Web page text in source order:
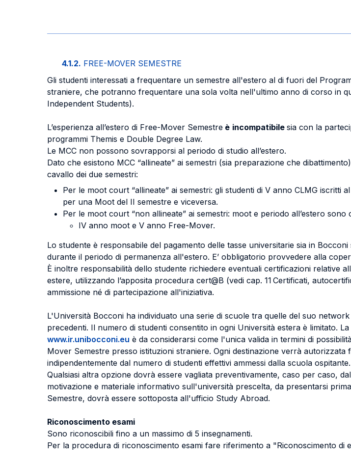
4.1.2. FREE-MOVER SEMESTRE
Gli studenti interessati a frequentare un semestre all'estero al di fuori del
straniere, che potranno frequentare una sola volta nell'ultimo anno di corso in
Independent Students).
L’esperienza all’estero di Free-Mover Semestre è incompatibile sia con la
programmi Themis e Double Degree Law.
Le MCC non possono sovrapporsi al periodo di studio all’estero.
Dato che esistono MCC “allineate” ai semestri (sia preparazione che
cavallo dei due semestri:
Per le moot court “allineate” ai semestri: gli studenti di V anno CLMG
per una Moot del II semestre e viceversa.
Per le moot court “non allineate” ai semestri: moot e periodo all’estero
IV anno moot e V anno Free-Mover.
Lo studente è responsabile del pagamento delle tasse universitarie sia in
durante il periodo di permanenza all'estero. E’ obbligatorio provvedere alla
È inoltre responsabilità dello studente richiedere eventuali certificazioni relative
estere, utilizzando l’apposita procedura cert@B (vedi cap. 11 Certificati,
ammissione né di partecipazione all'iniziativa.
L'Università Bocconi ha individuato una serie di scuole tra quelle del suo
precedenti. Il numero di studenti consentito in ogni Università estera è limitato.
www.ir.unibocconi.eu è da considerarsi come l'unica valida in termini di
Mover Semestre presso istituzioni straniere. Ogni destinazione verrà
indipendentemente dal numero di studenti effettivi ammessi dalla scuola ospitante.
Qualsiasi altra opzione dovrà essere vagliata preventivamente, caso per caso,
motivazione e materiale informativo sull'università prescelta, da presentarsi
Semestre, dovrà essere sottoposta all'ufficio Study Abroad.
Riconoscimento esami
Sono riconoscibili fino a un massimo di 5 insegnamenti.
Per la procedura di riconoscimento esami fare riferimento a "Riconoscimento di